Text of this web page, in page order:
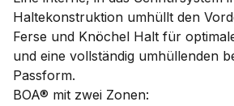
Haltekonstruktion umhüllt den
Ferse und Knöchel Halt für
und eine vollständig umhüllenden
Passform.
BOA® mit zwei Zonen: